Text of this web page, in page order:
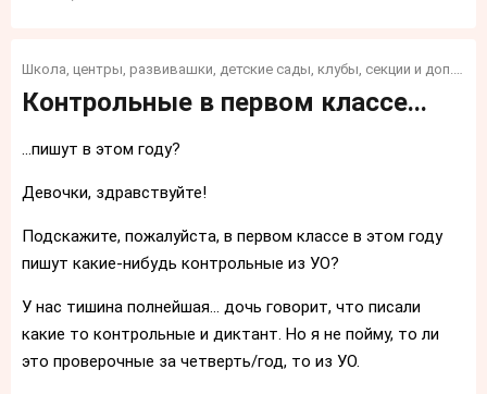
Школа, центры, развивашки, детские сады, клубы, секции и доп. образование и обучение для детей
Контрольные в первом классе...
...пишут в этом году?
Девочки, здравствуйте!
Подскажите, пожалуйста, в первом классе в этом году
пишут какие-нибудь контрольные из УО?
У нас тишина полнейшая... дочь говорит, что писали
какие то контрольные и диктант. Но я не пойму, то ли
это проверочные за четверть/год, то из УО.